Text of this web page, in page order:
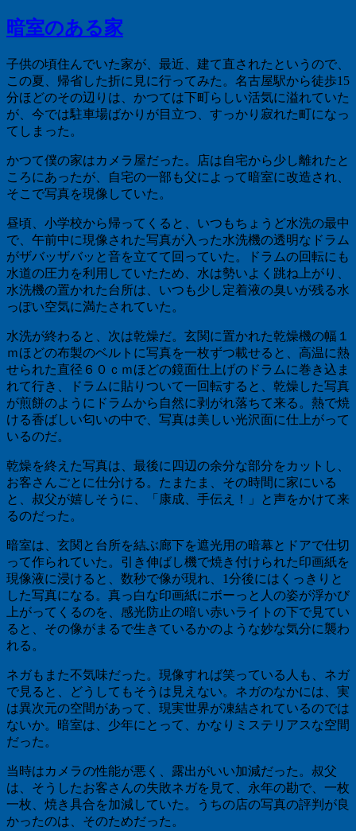
暗室のある家
子供の頃住んでいた家が、最近、建て直されたというので、
この夏、帰省した折に見に行ってみた。名古屋駅から徒歩15
分ほどのその辺りは、かつては下町らしい活気に溢れていた
が、今では駐車場ばかりが目立つ、すっかり寂れた町になっ
てしまった。
かつて僕の家はカメラ屋だった。店は自宅から少し離れたと
ころにあったが、自宅の一部も父によって暗室に改造され、
そこで写真を現像していた。
昼頃、小学校から帰ってくると、いつもちょうど水洗の最中
で、午前中に現像された写真が入った水洗機の透明なドラム
がザバッザバッと音を立てて回っていた。ドラムの回転にも
水道の圧力を利用していたため、水は勢いよく跳ね上がり、
水洗機の置かれた台所は、いつも少し定着液の臭いが残る水
っぽい空気に満たされていた。
水洗が終わると、次は乾燥だ。玄関に置かれた乾燥機の幅１
ｍほどの布製のベルトに写真を一枚ずつ載せると、高温に熱
せられた直径６０ｃｍほどの鏡面仕上げのドラムに巻き込ま
れて行き、ドラムに貼りついて一回転すると、乾燥した写真
が煎餅のようにドラムから自然に剥がれ落ちて来る。熱で焼
ける香ばしい匂いの中で、写真は美しい光沢面に仕上がって
いるのだ。
乾燥を終えた写真は、最後に四辺の余分な部分をカットし、
お客さんごとに仕分ける。たまたま、その時間に家にいる
と、叔父が嬉しそうに、「康成、手伝え！」と声をかけて来
るのだった。
暗室は、玄関と台所を結ぶ廊下を遮光用の暗幕とドアで仕切
って作られていた。引き伸ばし機で焼き付けられた印画紙を
現像液に浸けると、数秒で像が現れ、 1分後にはくっきりと
した写真になる。真っ白な印画紙にボーっと人の姿が浮かび
上がってくるのを、感光防止の暗い赤いライトの下で見てい
ると、その像がまるで生きているかのような妙な気分に襲わ
れる。
ネガもまた不気味だった。現像すれば笑っている人も、ネガ
で見ると、どうしてもそうは見えない。ネガのなかには、実
は異次元の空間があって、現実世界が凍結されているのでは
ないか。暗室は、少年にとって、かなりミステリアスな空間
だった。
当時はカメラの性能が悪く、露出がいい加減だった。叔父
は、そうしたお客さんの失敗ネガを見て、永年の勘で、一枚
一枚、焼き具合を加減していた。うちの店の写真の評判が良
かったのは、そのためだった。